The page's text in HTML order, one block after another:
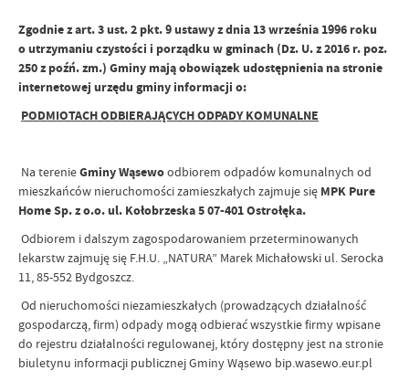
Zgodnie z art. 3 ust. 2 pkt. 9 ustawy z dnia 13 września 1996 roku
o utrzymaniu czystości i porządku w gminach (Dz. U. z 2016 r. poz.
250 z poźń. zm.) Gminy mają obowiązek udostępnienia na stronie
internetowej urzędu gminy informacji o:
PODMIOTACH ODBIERAJĄCYCH ODPADY KOMUNALNE
Na terenieGminy Wąsewoodbiorem odpadów komunalnych od
mieszkańców nieruchomości zamieszkałych zajmuje się MPK Pure
Home Sp. z o.o. ul. Kołobrzeska 5 07-401 Ostrołęka.
Odbiorem i dalszym zagospodarowaniem przeterminowanych
lekarstw zajmuję się F.H.U. „NATURA” Marek Michałowski ul. Serocka
11, 85-552 Bydgoszcz.
Od nieruchomości niezamieszkałych (prowadzących działalność
gospodarczą, firm) odpady mogą odbierać wszystkie firmy wpisane
do rejestru działalności regulowanej, który dostępny jest na stronie
biuletynu informacji publicznej Gminy Wąsewo bip.wasewo.eur.pl